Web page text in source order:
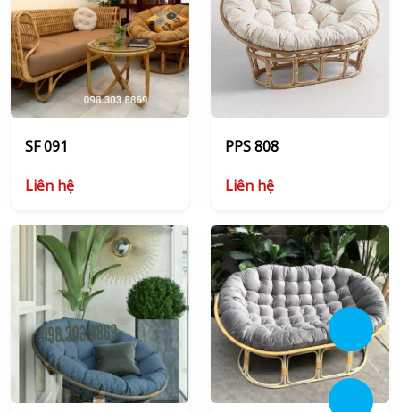
SF 091
Liên hệ
PPS 808
Liên hệ